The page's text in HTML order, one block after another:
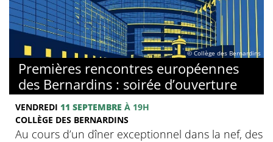
© Collège des Bernardins
Premières rencontres européennes
des Bernardins : soirée d’ouverture
VENDREDI 11 SEPTEMBRE À 19H
COLLÈGE DES BERNARDINS
Au cours d’un dîner exceptionnel dans la nef, des